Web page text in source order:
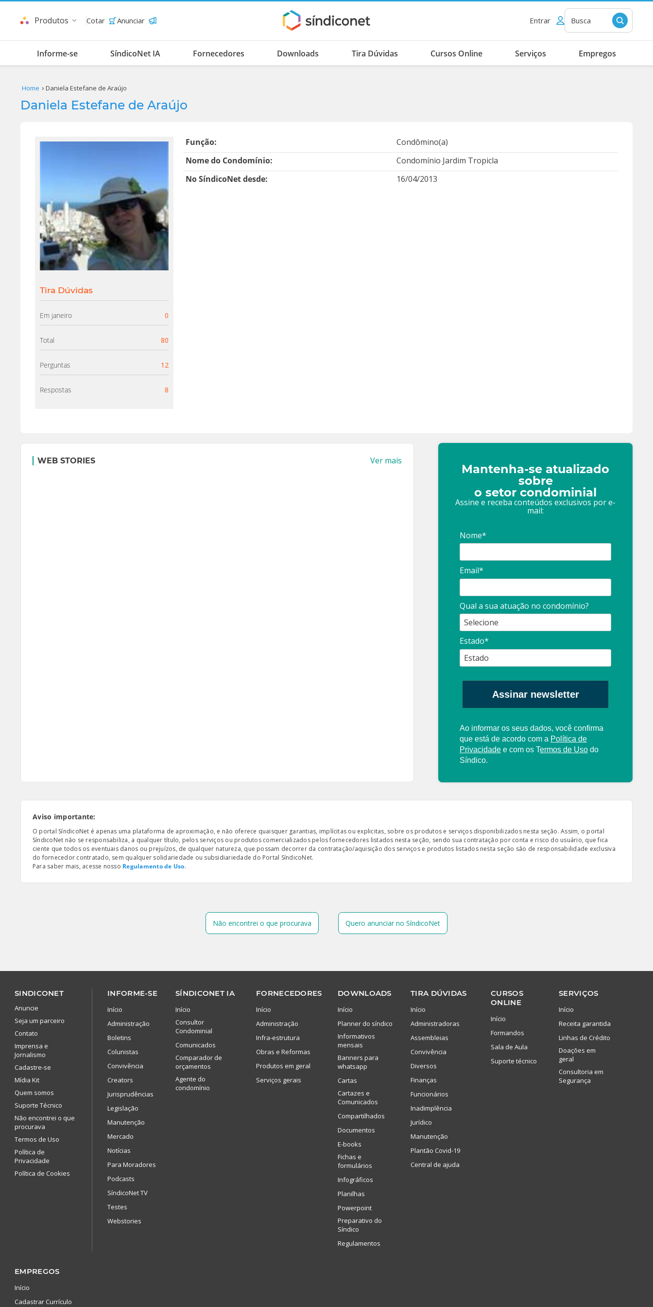
Produtos Cotar Anunciar Entrar Busca
Informe-se SíndicoNet IA Fornecedores Downloads Tira Dúvidas Cursos Online Serviços Empregos
Home Daniela Estefane de Araújo
Daniela Estefane de Araújo
Tira Dúvidas
Em janeiro 0
Total 80
Perguntas 12
Respostas 8
Função:
Condômino(a)
Nome do Condomínio:
Condomínio Jardim Tropicla
No SíndicoNet desde:
16/04/2013
WEB STORIES Ver mais
Mantenha-se atualizado
sobre
o setor condominial
Assine e receba conteúdos exclusivos por e-
mail:
Nome*
Email*
Qual a sua atuação no condomínio?
Estado*
Assinar newsletter
Ao informar os seus dados, você confirma
que está de acordo com a Política de
Privacidade e com os Termos de Uso do
Síndico.
Aviso importante:
O portal SíndicoNet é apenas uma plataforma de aproximação, e não oferece quaisquer garantias, implícitas ou explicitas, sobre os produtos e serviços disponibilizados nesta seção. Assim, o portal
SíndicoNet não se responsabiliza, a qualquer título, pelos serviços ou produtos comercializados pelos fornecedores listados nesta seção, sendo sua contratação por conta e risco do usuário, que fica
ciente que todos os eventuais danos ou prejuízos, de qualquer natureza, que possam decorrer da contratação/aquisição dos serviços e produtos listados nesta seção são de responsabilidade exclusiva
do fornecedor contratado, sem qualquer solidariedade ou subsidiariedade do Portal SíndicoNet.
Para saber mais, acesse nosso Regulamento de Uso.
Não encontrei o que procurava Quero anunciar no SíndicoNet
SINDICONET
Anuncie
Seja um parceiro
Contato
Imprensa e
Jornalismo
Cadastre-se
Mídia Kit
Quem somos
Suporte Técnico
Não encontrei o que
procurava
Termos de Uso
Política de
Privacidade
Política de Cookies
INFORME-SE
Início
Administração
Boletins
Colunistas
Convivência
Creators
Jurisprudências
Legislação
Manutenção
Mercado
Notícias
Para Moradores
Podcasts
SíndicoNet TV
Testes
Webstories
SÍNDICONET IA
Início
Consultor
Condominial
Comunicados
Comparador de
orçamentos
Agente do
condomínio
FORNECEDORES
Início
Administração
Infra-estrutura
Obras e Reformas
Produtos em geral
Serviços gerais
DOWNLOADS
Início
Planner do síndico
Informativos
mensais
Banners para
whatsapp
Cartas
Cartazes e
Comunicados
Compartilhados
Documentos
E-books
Fichas e
formulários
Infográficos
Planilhas
Powerpoint
Preparativo do
Síndico
Regulamentos
TIRA DÚVIDAS
Início
Administradoras
Assembleias
Convivência
Diversos
Finanças
Funcionários
Inadimplência
Jurídico
Manutenção
Plantão Covid-19
Central de ajuda
CURSOS
ONLINE
Início
Formandos
Sala de Aula
Suporte técnico
SERVIÇOS
Início
Receita garantida
Linhas de Crédito
Doações em
geral
Consultoria em
Segurança
EMPREGOS
Início
Cadastrar Currículo